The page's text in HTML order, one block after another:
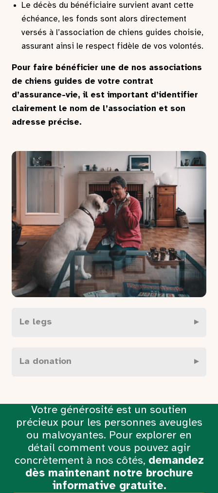
Le décès du bénéficiaire survient avant cette
échéance, les fonds sont alors directement
versés à l’association de chiens guides choisie,
assurant ainsi le respect fidèle de vos volontés.
Pour faire bénéficier une de nos associations
de chiens guides de votre contrat
d’assurance-vie, il est important d’identifier
clairement le nom de l’association et son
adresse précise.
Le legs
La donation
Votre générosité est un soutien
précieux pour les personnes aveugles
ou malvoyantes. Pour explorer en
détail comment vous pouvez agir
concrètement à nos côtés, demandez
dès maintenant notre brochure
informative gratuite.